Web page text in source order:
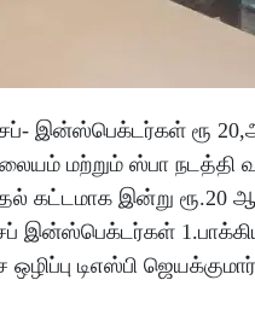
சப்- இன்ஸ்பெக்டர்கள் ரூ
மற்றும் ஸ்பா நடத்தி
கட்டமாக இன்று ரூ.20
இன்ஸ்பெக்டர்கள்
டிஎஸ்பி